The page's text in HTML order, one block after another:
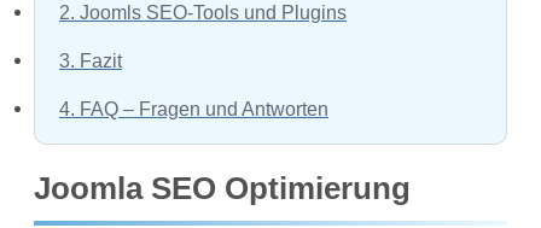
2. Joomls SEO-Tools und Plugins
3. Fazit
4. FAQ – Fragen und Antworten
Joomla SEO Optimierung